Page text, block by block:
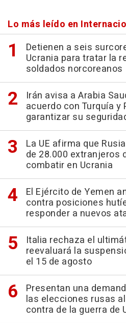
Lo más leído en
Detienen a seis
Ucrania para tratar la
soldados norcoreanos
Irán avisa a Arabia
acuerdo con Turquía y
garantizar su
La UE afirma que
de 28.000 extranjeros
combatir en Ucrania
El Ejército de Yemen
contra posiciones
responder a nuevos
Italia rechaza el
reevaluará la
el 15 de agosto
Presentan una
las elecciones rusas
contra de la guerra de